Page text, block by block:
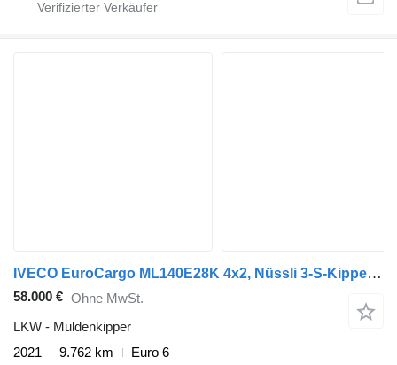
IVECO EuroCargo ML140E28K 4x2, Nüssli 3-S-Kipper, 2 x
58.000 € Ohne MwSt.
LKW - Muldenkipper
2021
9.762 km
Euro 6